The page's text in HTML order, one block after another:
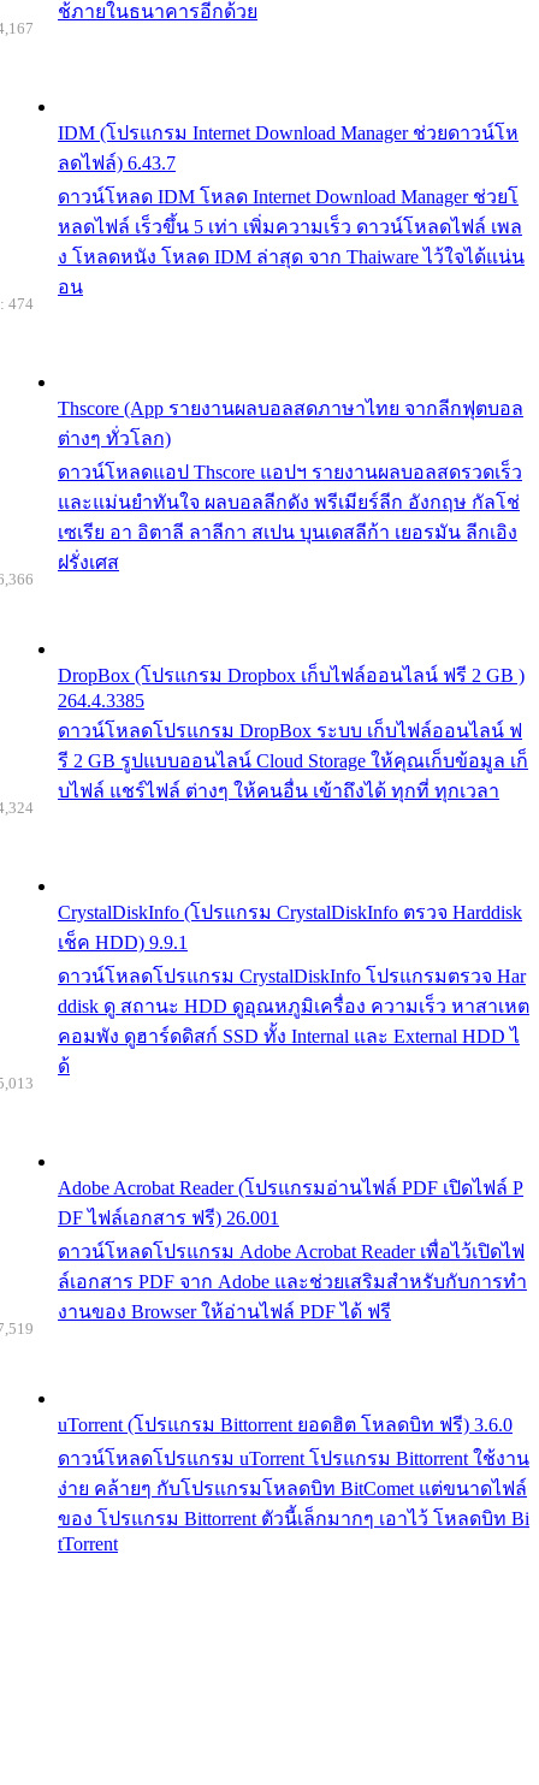
ช้ภายในธนาคารอีกด้วย
IDM (โปรแกรม Internet Download Manager ช่วยดาวน์โห
ลดไฟล์) 6.43.7
ดาวน์โหลด IDM โหลด Internet Download Manager ช่วยโ
หลดไฟล์ เร็วขึ้น 5 เท่า เพิ่มความเร็ว ดาวน์โหลดไฟล์ เพล
ง โหลดหนัง โหลด IDM ล่าสุด จาก Thaiware ไว้ใจได้แน่น
อน
Thscore (App รายงานผลบอลสดภาษาไทย จากลีกฟุตบอล
ต่างๆ ทั่วโลก)
ดาวน์โหลดแอป Thscore แอปฯ รายงานผลบอลสดรวดเร็ว
และแม่นยำทันใจ ผลบอลลีกดัง พรีเมียร์ลีก อังกฤษ กัลโช่
เซเรีย อา อิตาลี ลาลีกา สเปน บุนเดสลีก้า เยอรมัน ลีกเอิง
ฝรั่งเศส
474
DropBox (โปรแกรม Dropbox เก็บไฟล์ออนไลน์ ฟรี 2 GB )
264.4.3385
ดาวน์โหลดโปรแกรม DropBox ระบบ เก็บไฟล์ออนไลน์ ฟ
รี 2 GB รูปแบบออนไลน์ Cloud Storage ให้คุณเก็บข้อมูล เก็
บไฟล์ แชร์ไฟล์ ต่างๆ ให้คนอื่น เข้าถึงได้ ทุกที่ ทุกเวลา
CrystalDiskInfo (โปรแกรม CrystalDiskInfo ตรวจ Harddisk
เช็ค HDD) 9.9.1
ดาวน์โหลดโปรแกรม CrystalDiskInfo โปรแกรมตรวจ Har
ddisk ดู สถานะ HDD ดูอุณหภูมิเครื่อง ความเร็ว หาสาเหต
คอมพัง ดูฮาร์ดดิสก์ SSD ทั้ง Internal และ External HDD ไ
ด้
Adobe Acrobat Reader (โปรแกรมอ่านไฟล์ PDF เปิดไฟล์ P
DF ไฟล์เอกสาร ฟรี) 26.001
ดาวน์โหลดโปรแกรม Adobe Acrobat Reader เพื่อไว้เปิดไฟ
ล์เอกสาร PDF จาก Adobe และช่วยเสริมสำหรับกับการทำ
งานของ Browser ให้อ่านไฟล์ PDF ได้ ฟรี
uTorrent (โปรแกรม Bittorrent ยอดฮิต โหลดบิท ฟรี) 3.6.0
ดาวน์โหลดโปรแกรม uTorrent โปรแกรม Bittorrent ใช้งาน
ง่าย คล้ายๆ กับโปรแกรมโหลดบิท BitComet แต่ขนาดไฟล์
ของ โปรแกรม Bittorrent ตัวนี้เล็กมากๆ เอาไว้ โหลดบิท Bi
tTorrent